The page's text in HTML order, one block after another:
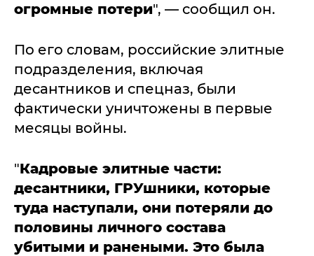
огромные потери", — сообщил он.
По его словам, российские элитные
подразделения, включая
десантников и спецназ, были
фактически уничтожены в первые
месяцы войны.
"Кадровые элитные части:
десантники, ГРУшники, которые
туда наступали, они потеряли до
половины личного состава
убитыми и ранеными. Это была